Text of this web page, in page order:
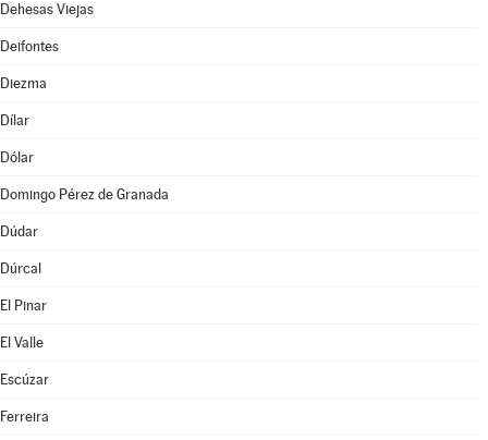
Dehesas Viejas
Deifontes
Diezma
Dílar
Dólar
Domingo Pérez de Granada
Dúdar
Dúrcal
El Pinar
El Valle
Escúzar
Ferreira